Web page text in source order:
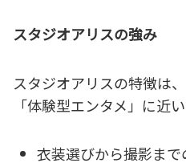
スタジオアリスの強み
スタジオアリスの特徴は
「体験型エンタメ」に近い
衣装選びから撮影ま